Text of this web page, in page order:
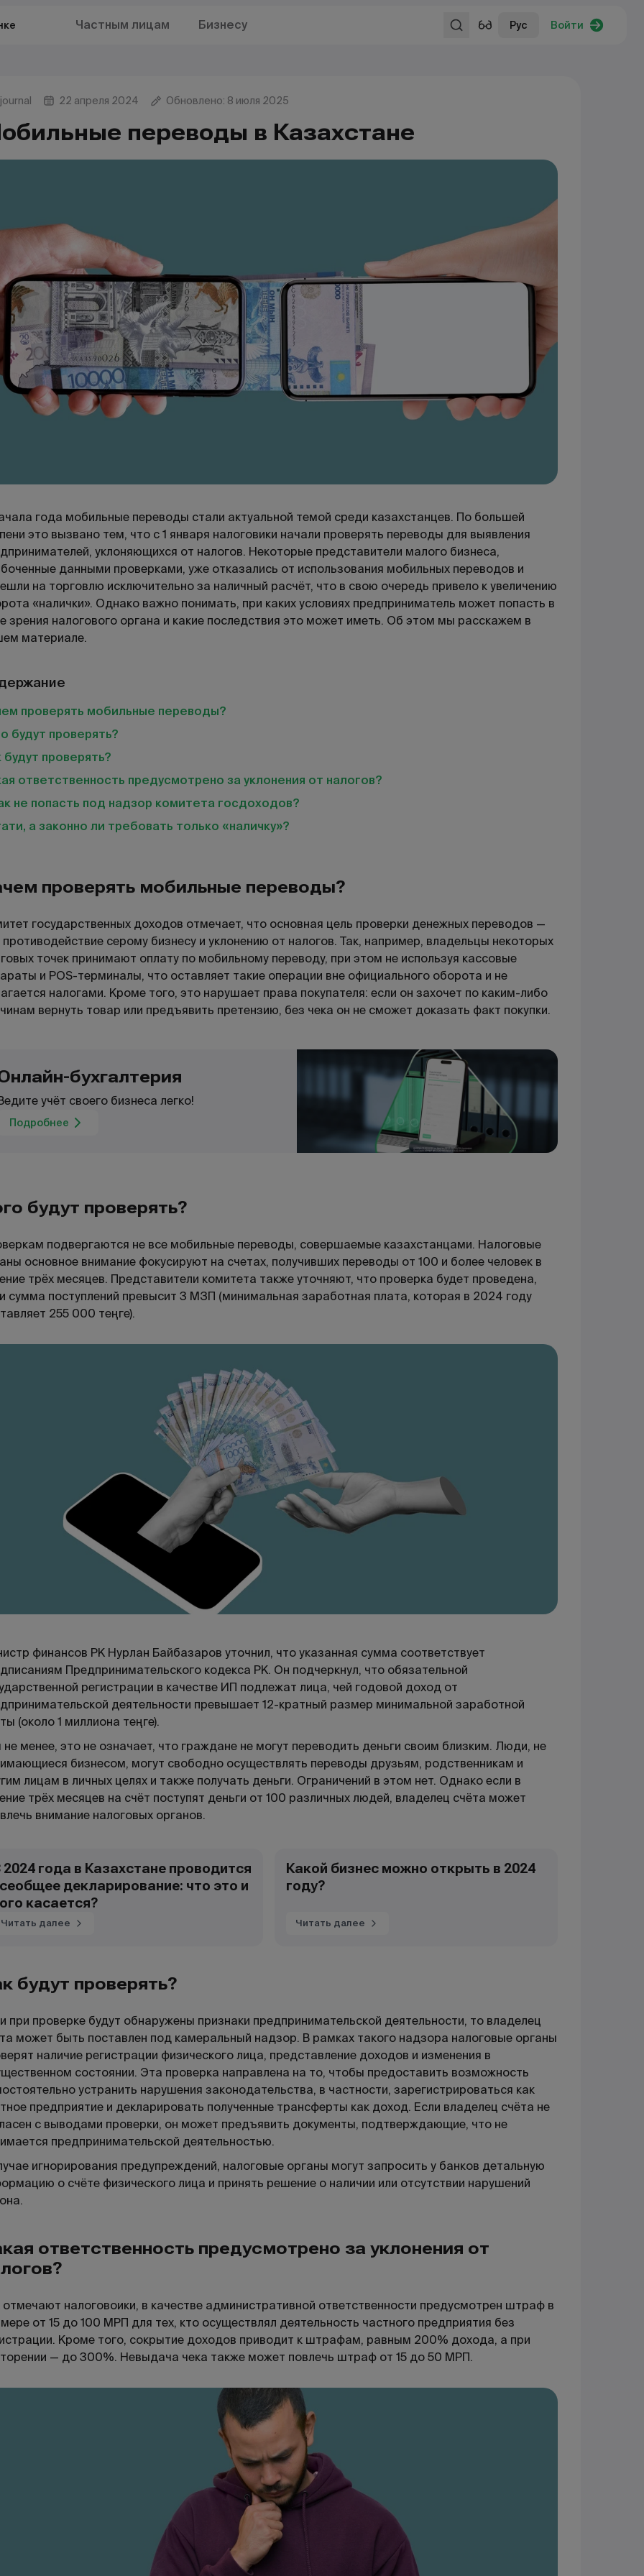
Частным лицам Бизнесу Рус Войти
22 апреля 2024 Обновлено: 8 июля 2025
переводы в Казахстане
года мобильные переводы стали актуальной темой среди казахстанцев. По большей
это вызвано тем, что с 1 января налоговики начали проверять переводы для выявления
уклоняющихся от налогов. Некоторые представители малого бизнеса,
данными проверками, уже отказались от использования мобильных переводов и
на торговлю исключительно за наличный расчёт, что в свою очередь привело к увеличению
«налички». Однако важно понимать, при каких условиях предприниматель может попасть в
зрения налогового органа и какие последствия это может иметь. Об этом мы расскажем в
материале.
проверять мобильные переводы?
будут проверять?
будут проверять?
ответственность предусмотрено за уклонения от налогов?
не попасть под надзор комитета госдоходов?
а законно ли требовать только «наличку»?
проверять мобильные переводы?
государственных доходов отмечает, что основная цель проверки денежных переводов —
противодействие серому бизнесу и уклонению от налогов. Так, например, владельцы некоторых
точек принимают оплату по мобильному переводу, при этом не используя кассовые
и POS-терминалы, что оставляет такие операции вне официального оборота и не
налогами. Кроме того, это нарушает права покупателя: если он захочет по каким-либо
вернуть товар или предъявить претензию, без чека он не сможет доказать факт покупки.
бухгалтерия
учёт своего бизнеса легко!
Подробнее
будут проверять?
подвергаются не все мобильные переводы, совершаемые казахстанцами. Налоговые
основное внимание фокусируют на счетах, получивших переводы от 100 и более человек в
трёх месяцев. Представители комитета также уточняют, что проверка будет проведена,
сумма поступлений превысит 3 МЗП (минимальная заработная плата, которая в 2024 году
255 000 теңге).
финансов РК Нурлан Байбазаров уточнил, что указанная сумма соответствует
Предпринимательского кодекса РК. Он подчеркнул, что обязательной
регистрации в качестве ИП подлежат лица, чей годовой доход от
деятельности превышает 12-кратный размер минимальной заработной
(около 1 миллиона теңге).
не менее, это не означает, что граждане не могут переводить деньги своим близким. Люди, не
бизнесом, могут свободно осуществлять переводы друзьям, родственникам и
лицам в личных целях и также получать деньги. Ограничений в этом нет. Однако если в
трёх месяцев на счёт поступят деньги от 100 различных людей, владелец счёта может
внимание налоговых органов.
2024 года в Казахстане проводится
декларирование: что это и
касается?
Читать далее
Какой бизнес можно открыть в 2024
году?
Читать далее
будут проверять?
при проверке будут обнаружены признаки предпринимательской деятельности, то владелец
может быть поставлен под камеральный надзор. В рамках такого надзора налоговые органы
наличие регистрации физического лица, представление доходов и изменения в
состоянии. Эта проверка направлена на то, чтобы предоставить возможность
устранить нарушения законодательства, в частности, зарегистрироваться как
предприятие и декларировать полученные трансферты как доход. Если владелец счёта не
с выводами проверки, он может предъявить документы, подтверждающие, что не
предпринимательской деятельностью.
игнорирования предупреждений, налоговые органы могут запросить у банков детальную
о счёте физического лица и принять решение о наличии или отсутствии нарушений
ответственность предусмотрено за уклонения от
отмечают налоговоики, в качестве административной ответственности предусмотрен штраф в
от 15 до 100 МРП для тех, кто осуществлял деятельность частного предприятия без
Кроме того, сокрытие доходов приводит к штрафам, равным 200% дохода, а при
— до 300%. Невыдача чека также может повлечь штраф от 15 до 50 МРП.